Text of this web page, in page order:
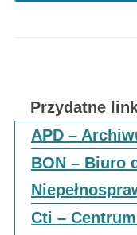
Przydatne
APD –
BON – Biuro
Cti –